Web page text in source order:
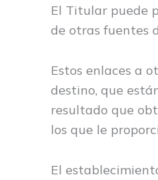
El Titular puede
de otras fuentes
Estos enlaces a
destino, que
resultado que
los que le
El